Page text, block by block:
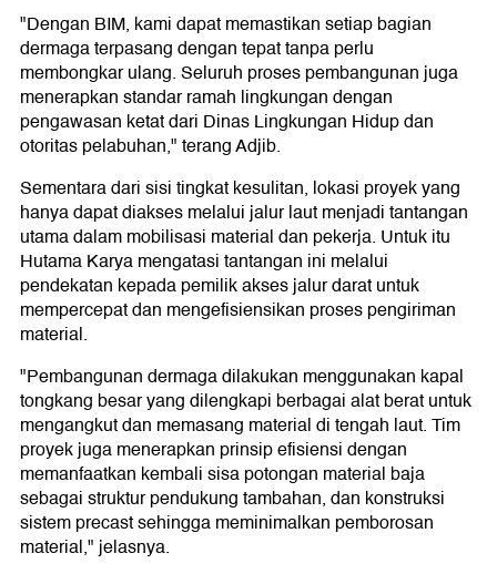
"Dengan BIM, kami dapat memastikan setiap bagian
dermaga terpasang dengan tepat tanpa perlu
membongkar ulang. Seluruh proses pembangunan juga
menerapkan standar ramah lingkungan dengan
pengawasan ketat dari Dinas Lingkungan Hidup dan
otoritas pelabuhan," terang Adjib.
Sementara dari sisi tingkat kesulitan, lokasi proyek yang
hanya dapat diakses melalui jalur laut menjadi tantangan
utama dalam mobilisasi material dan pekerja. Untuk itu
Hutama Karya mengatasi tantangan ini melalui
pendekatan kepada pemilik akses jalur darat untuk
mempercepat dan mengefisiensikan proses pengiriman
material.
"Pembangunan dermaga dilakukan menggunakan kapal
tongkang besar yang dilengkapi berbagai alat berat untuk
mengangkut dan memasang material di tengah laut. Tim
proyek juga menerapkan prinsip efisiensi dengan
memanfaatkan kembali sisa potongan material baja
sebagai struktur pendukung tambahan, dan konstruksi
sistem precast sehingga meminimalkan pemborosan
material," jelasnya.